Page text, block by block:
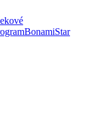
BonamiStar